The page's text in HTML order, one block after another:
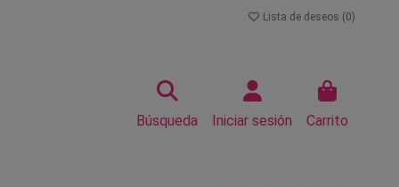
Lista de deseos (0)
Búsqueda Iniciar sesión Carrito